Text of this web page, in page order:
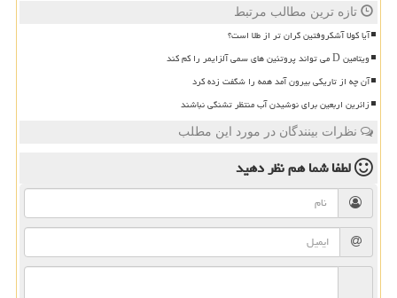
تازه ترین مطالب مرتبط
آیا کولا آشکروفتین گران تر از طلا است؟
ویتامین D می تواند پروتئین های سمی آلزایمر را کم کند
آن چه از تاریکی بیرون آمد همه را شگفت زده کرد
زائرین اربعین برای نوشیدن آب منتظر تشنگی نباشند
نظرات بینندگان در مورد این مطلب
لطفا شما همنظر دهید